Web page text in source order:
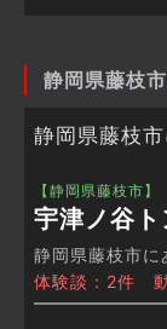
静岡県藤枝
静岡県藤枝
【静岡県藤枝市】
宇津ノ谷
静岡県藤枝市に
体験談：2件